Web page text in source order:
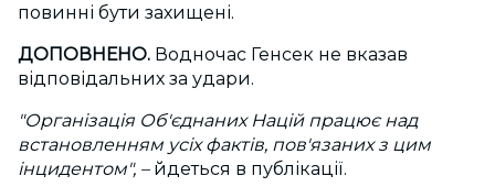
повинні бути захищені.
ДОПОВНЕНО. Водночас Генсек не вказав
відповідальних за удари.
"Організація Об'єднаних Націй працює над
встановленням усіх фактів, пов'язаних з цим
інцидентом", –йдеться в публікації.